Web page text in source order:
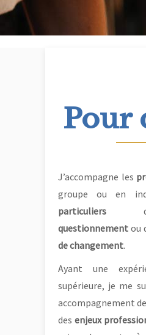
Pour
J’accompagne les
groupe ou en
particuliers
questionnement ou
de changement.
Ayant une
supérieure, je me
accompagnement
desenjeux